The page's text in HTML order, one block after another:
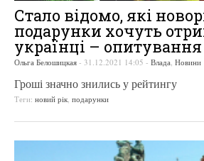
Стало відомо, які
подарунки хочуть
українці – опитування
Ольга Белошицкая - 31.12.2021 14:05 - Влада, Новини
Гроші значно знились у рейтингу
Теги: новий рік, подарунки